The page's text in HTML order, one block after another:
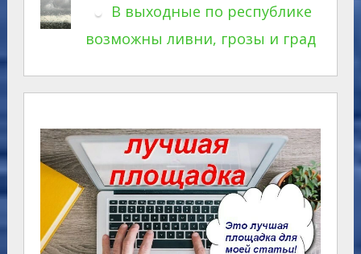
В выходные по республике
возможны ливни, грозы и град